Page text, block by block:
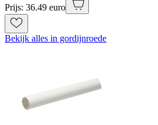
Prijs: 36.49 euro
Bekijk alles in gordijnroede